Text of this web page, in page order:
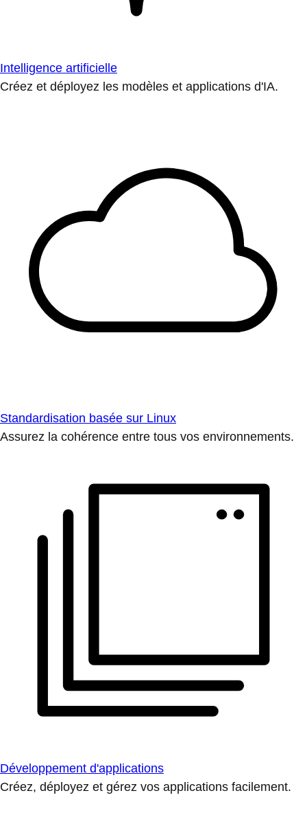
Intelligence artificielle
Créez et déployez les modèles et applications d'IA.
Standardisation basée sur Linux
Assurez la cohérence entre tous vos environnements.
Développement d'applications
Créez, déployez et gérez vos applications facilement.